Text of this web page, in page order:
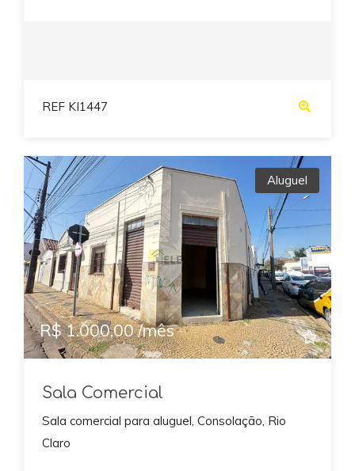
REF KI1447
Previous Next
Aluguel
R$ 1.000,00 /mês
Sala Comercial
Sala comercial para aluguel, Consolação, Rio
Claro